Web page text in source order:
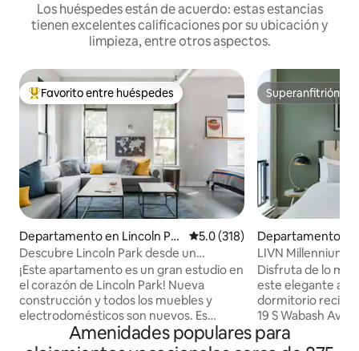
Los huéspedes están de acuerdo: estas estancias
tienen excelentes calificaciones por su ubicación y
limpieza, entre otros aspectos.
De los mejores en Favorito entre huéspedes
Favorito entre huéspedes
Departamento en Lincoln Par
k
Calificación promedio: 5.0 de
5.0 (318)
Descubre Lincoln Park desde un
apartamento elegante
¡Este apartamento es un gran estudio en
el corazón de Lincoln Park! Nueva
construcción y todos los muebles y
electrodomésticos son nuevos. Es
perfecto para una pareja... pero también
pueden dormir 3-4 personas en un viaje
Superanfitrión
Superanfitrión
Departamento en
LIVN Millennium
Chicago, 1
Disfruta de lo
este elegante
dormitorio
19 S Wabash
ubicado en el
ciudad, estarás a
Amenidades populares para